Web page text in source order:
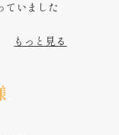
ていました
もっと見る